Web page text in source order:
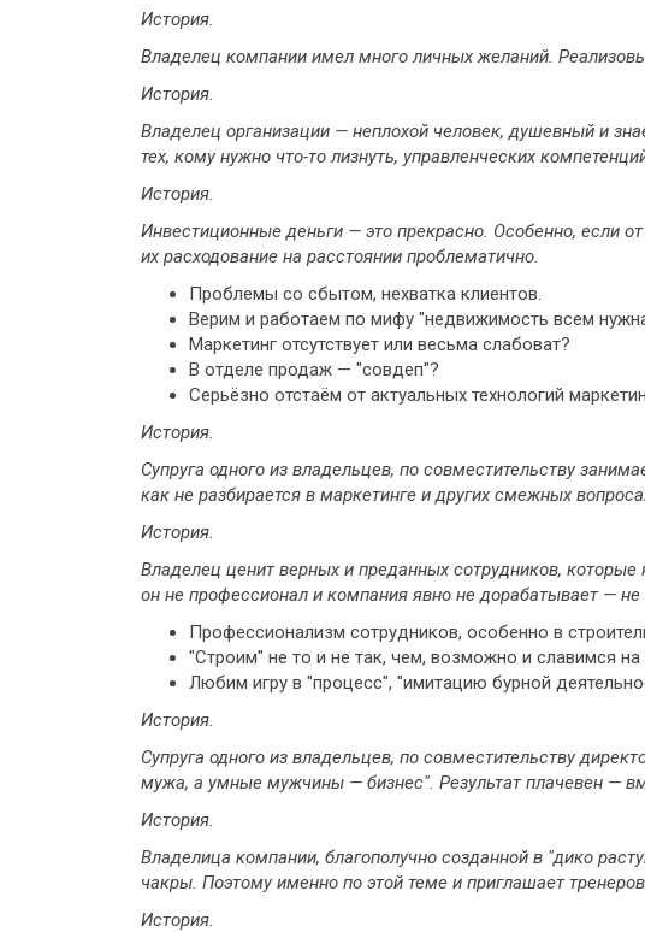
История.
Владелец компании имел много личных желаний.
История.
Владелец организации — неплохой человек, душевный и
тех, кому нужно что-то лизнуть, управленческих
История.
Инвестиционные деньги — это прекрасно. Особенно, если
их расходование на расстоянии проблематично.
Проблемы со сбытом, нехватка клиентов.
Верим и работаем по мифу "недвижимость всем
Маркетинг отсутствует или весьма слабоват?
В отделе продаж — "совдеп"?
Серьёзно отстаём от актуальных технологий
История.
Супруга одного из владельцев, по совместительству
как не разбирается в маркетинге и других смежных
История.
Владелец ценит верных и преданных сотрудников,
он не профессионал и компания явно не дорабатывает — не
Профессионализм сотрудников, особенно в
"Строим" не то и не так, чем, возможно и славимся на
Любим игру в "процесс", "имитацию бурной
История.
Супруга одного из владельцев, по совместительству
мужа, а умные мужчины — бизнес". Результат плачевен —
История.
Владелица компании, благополучно созданной в "дико
чакры. Поэтому именно по этой теме и приглашает
История.